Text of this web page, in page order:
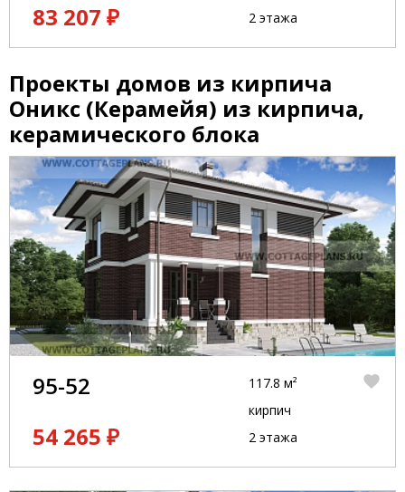
83 207 ₽
2 этажа
Проекты домов из кирпича
Оникс (Керамейя) из кирпича,
керамического блока
95-52
54 265 ₽
117.8 м²
кирпич
2 этажа